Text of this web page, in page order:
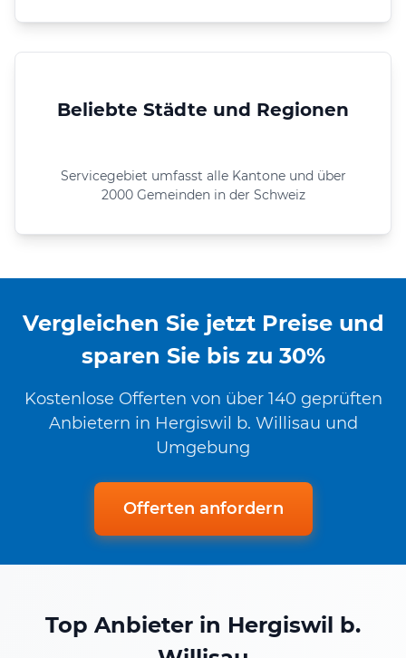
Beliebte Städte und Regionen
Servicegebiet umfasst alle Kantone und über
2000 Gemeinden in der Schweiz
Vergleichen Sie jetzt Preise und
sparen Sie bis zu 30%
Kostenlose Offerten von über 140 geprüften
Anbietern in Hergiswil b. Willisau und
Umgebung
Offerten anfordern
Top Anbieter in Hergiswil b.